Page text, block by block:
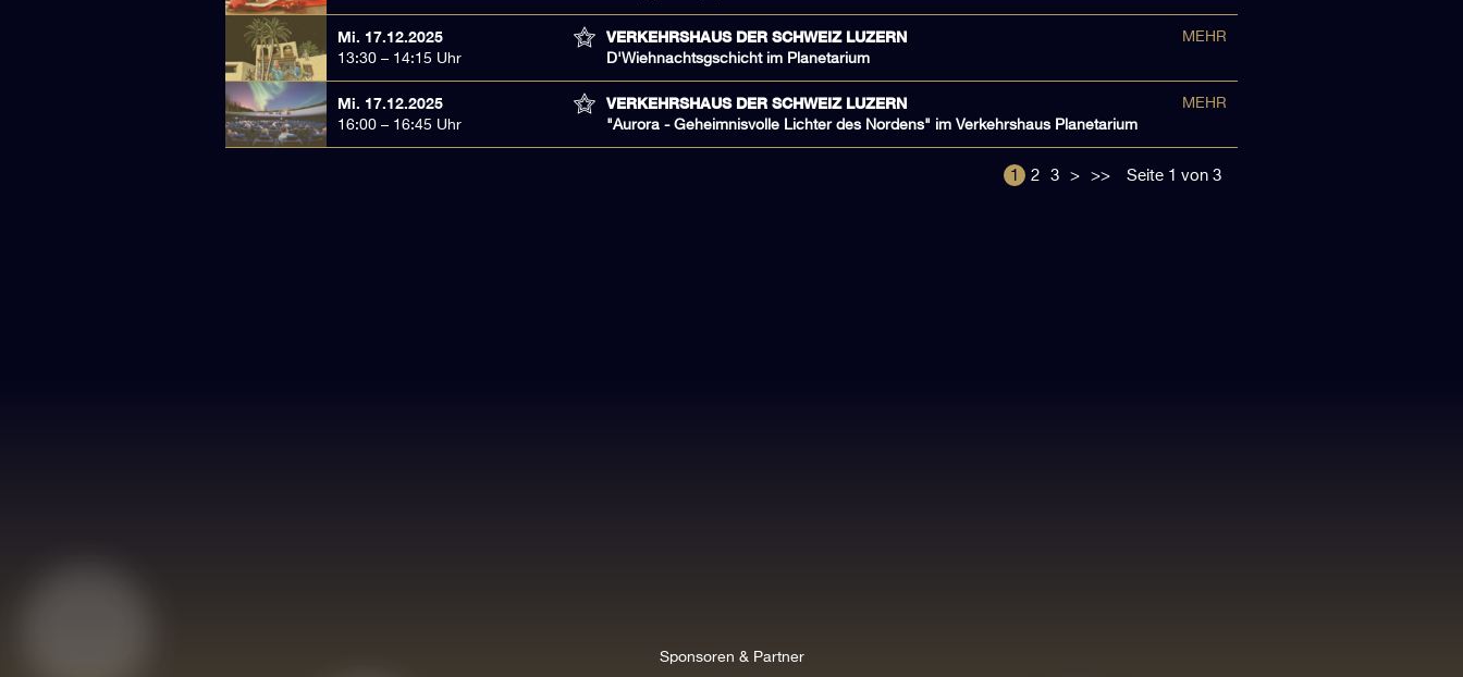
Mi. 17.12.2025
13:30 – 14:15 Uhr
VERKEHRSHAUS DER SCHWEIZ LUZERN
D'Wiehnachtsgschicht im Planetarium
MEHR
Mi. 17.12.2025
16:00 – 16:45 Uhr
VERKEHRSHAUS DER SCHWEIZ LUZERN
"Aurora - Geheimnisvolle Lichter des Nordens" im Verkehrshaus Planetarium
MEHR
1 2 3 > >> Seite 1 von 3
Sponsoren & Partner